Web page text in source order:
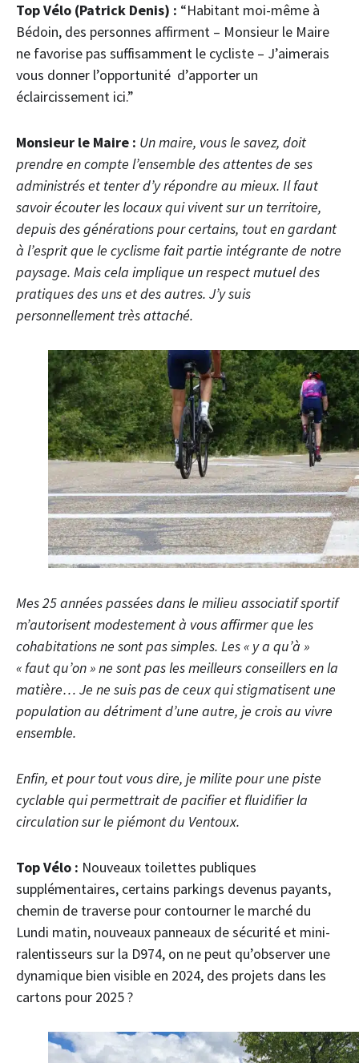
Top Vélo (Patrick Denis) : “Habitant moi-même à
Bédoin, des personnes affirment – Monsieur le Maire
ne favorise pas suffisamment le cycliste – J’aimerais
vous donner l’opportunité d’apporter un
éclaircissement ici.”
Monsieur le Maire : Un maire, vous le savez, doit
prendre en compte l’ensemble des attentes de ses
administrés et tenter d’y répondre au mieux. Il faut
savoir écouter les locaux qui vivent sur un territoire,
depuis des générations pour certains, tout en gardant
à l’esprit que le cyclisme fait partie intégrante de notre
paysage. Mais cela implique un respect mutuel des
pratiques des uns et des autres. J’y suis
personnellement très attaché.
Mes 25 années passées dans le milieu associatif sportif
m’autorisent modestement à vous affirmer que les
cohabitations ne sont pas simples. Les « y a qu’à »
« faut qu’on » ne sont pas les meilleurs conseillers en la
matière… Je ne suis pas de ceux qui stigmatisent une
population au détriment d’une autre, je crois au vivre
ensemble.
Enfin, et pour tout vous dire, je milite pour une piste
cyclable qui permettrait de pacifier et fluidifier la
circulation sur le piémont du Ventoux.
Top Vélo : Nouveaux toilettes publiques
supplémentaires, certains parkings devenus payants,
chemin de traverse pour contourner le marché du
Lundi matin, nouveaux panneaux de sécurité et mini-
ralentisseurs sur la D974, on ne peut qu’observer une
dynamique bien visible en 2024, des projets dans les
cartons pour 2025 ?